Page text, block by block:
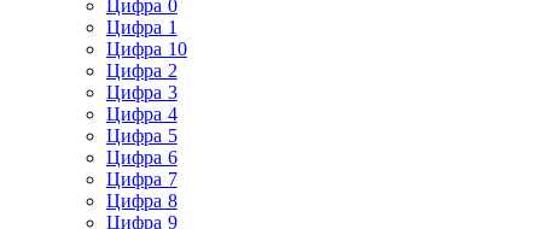
Цифра 0
Цифра 1
Цифра 10
Цифра 2
Цифра 3
Цифра 4
Цифра 5
Цифра 6
Цифра 7
Цифра 8
Цифра 9